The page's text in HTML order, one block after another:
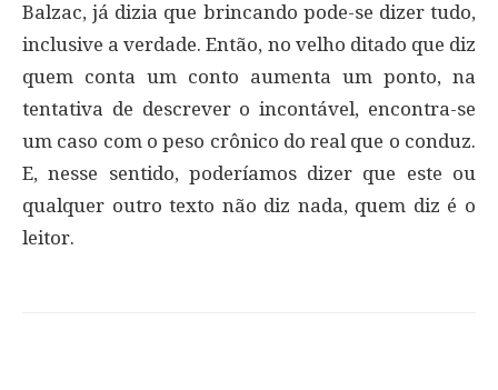
Balzac, já dizia que brincando pode-se dizer tudo,
inclusive a verdade. Então, no velho ditado que diz
quem conta um conto aumenta um ponto, na
tentativa de descrever o incontável, encontra-se
um caso com o peso crônico do real que o conduz.
E, nesse sentido, poderíamos dizer que este ou
qualquer outro texto não diz nada, quem diz é o
leitor.